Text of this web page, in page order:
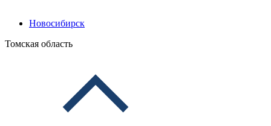
Новосибирск
Томская область